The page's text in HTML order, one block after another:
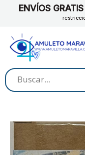
ENVÍOS GRATIS
JABON
cantidad